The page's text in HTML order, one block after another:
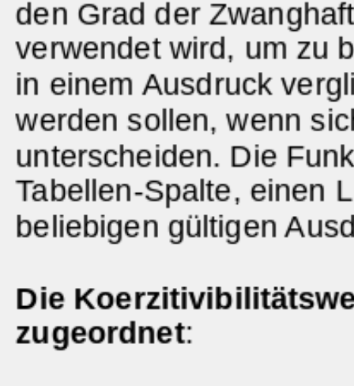
den Grad der
verwendet wird, um zu
in einem Ausdruck
werden sollen, wenn
unterscheiden. Die
Tabellen-Spalte, einen
beliebigen gültigen
Die
zugeordnet: